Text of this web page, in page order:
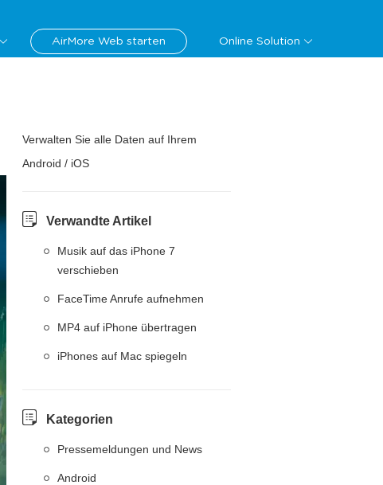
AirMore Web starten Online Solution
Verwalten Sie alle Daten auf Ihrem
Android / iOS
Verwandte Artikel
Musik auf das iPhone 7
verschieben
FaceTime Anrufe aufnehmen
MP4 auf iPhone übertragen
iPhones auf Mac spiegeln
Kategorien
Pressemeldungen und News
Android